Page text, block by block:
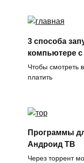
3 способа
компьютере с
Чтобы смотреть
платить
Программы
Андроид ТВ
Через торрент